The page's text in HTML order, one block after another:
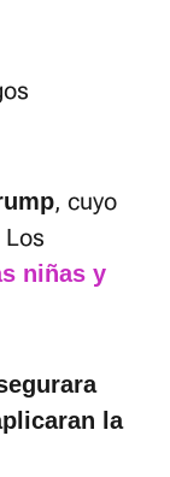
, cuyo
niñas y
la